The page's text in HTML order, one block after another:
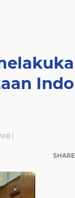
|
SHARE